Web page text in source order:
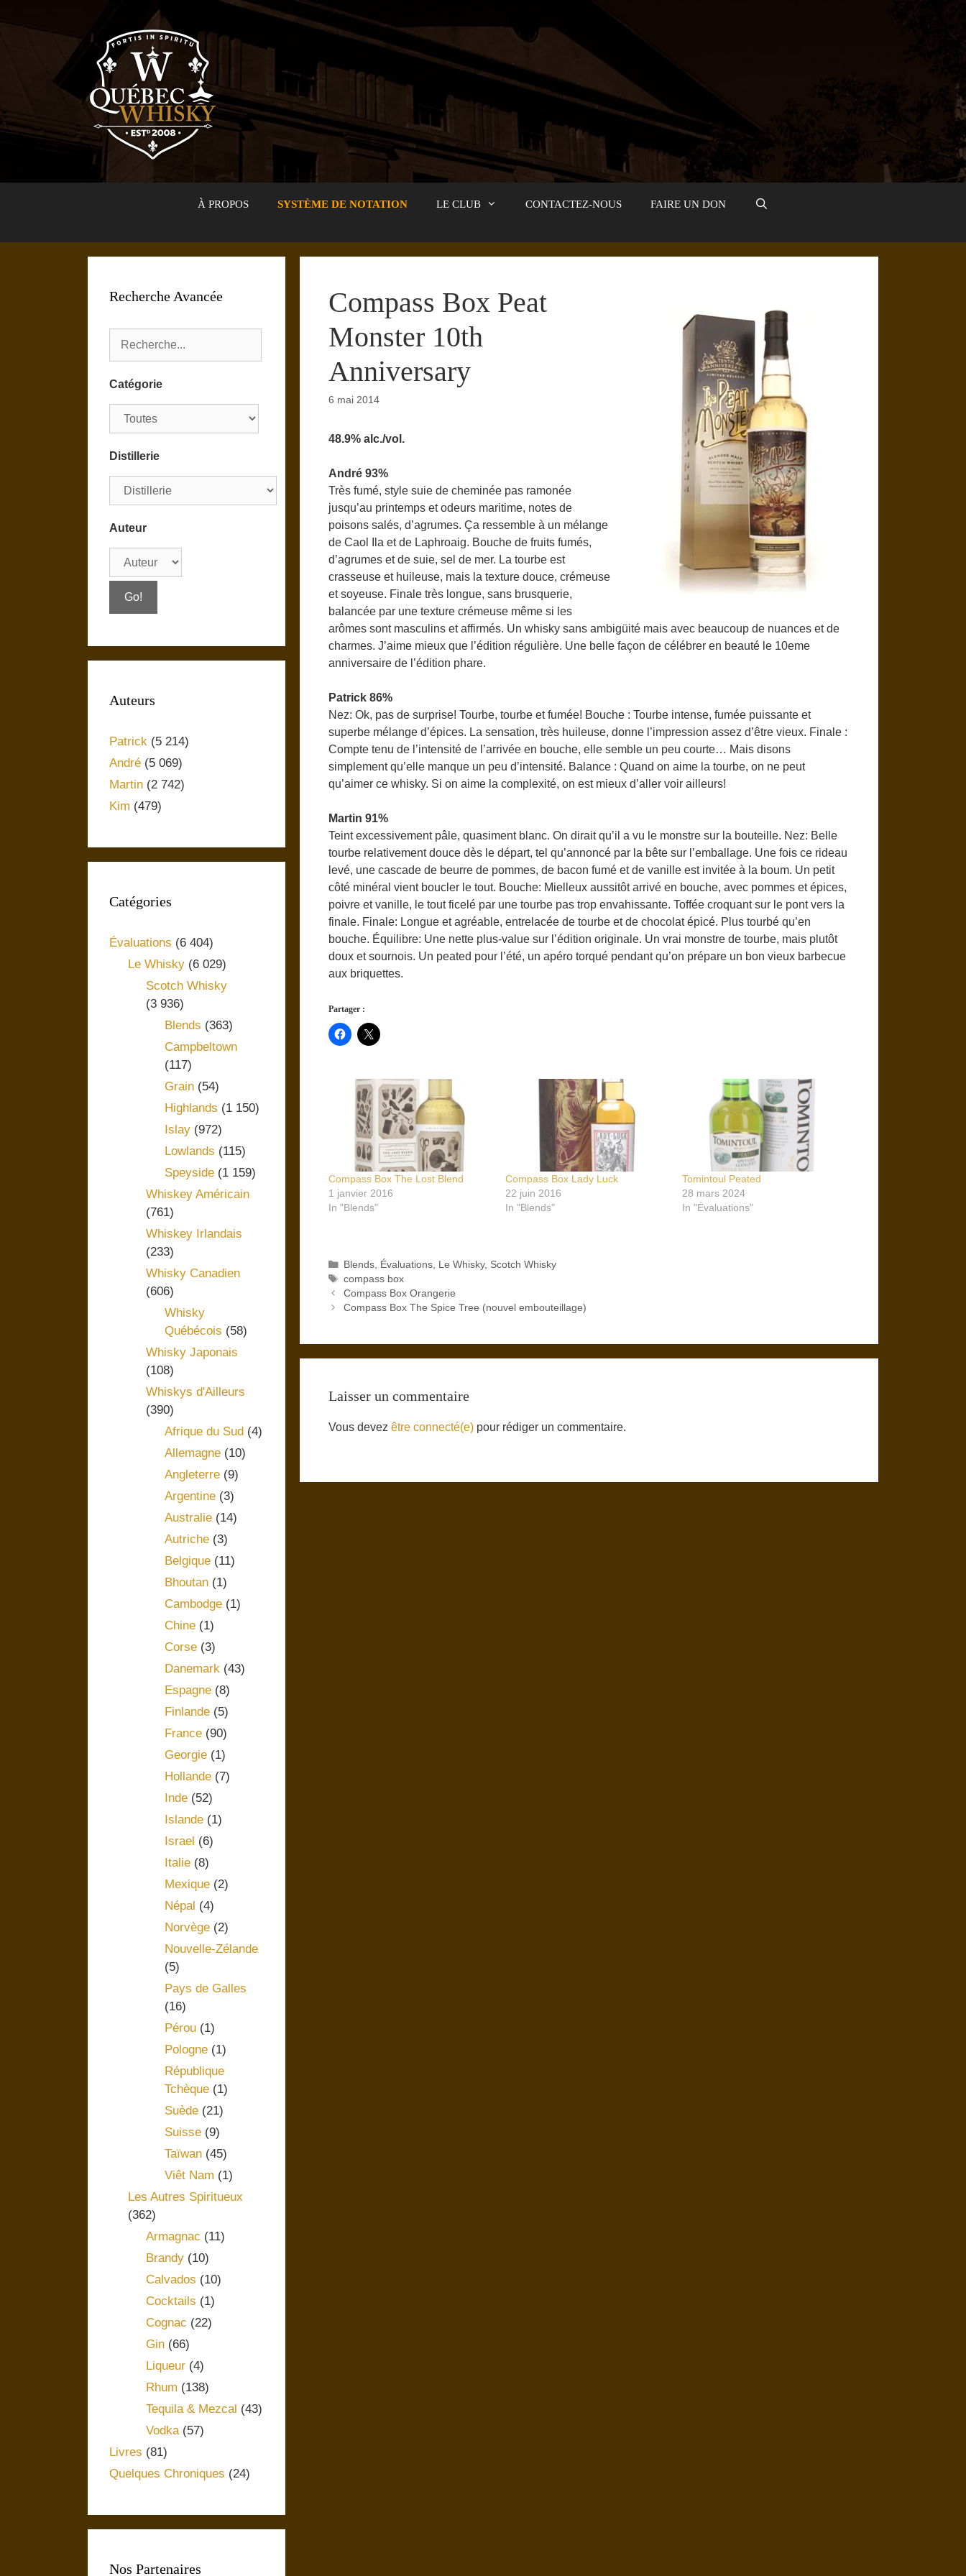
au
À PROPOS SYSTÈME DE NOTATION LE CLUB CONTACTEZ-NOUS FAIRE UN DON
Compass Box Peat
Monster 10th
Anniversary
6 mai 2014
48.9% alc./vol.
André 93%
Très fumé, style suie de cheminée pas ramonée
jusqu’au printemps et odeurs maritime, notes de
poisons salés, d’agrumes. Ça ressemble à un mélange
de Caol Ila et de Laphroaig. Bouche de fruits fumés,
d’agrumes et de suie, sel de mer. La tourbe est
crasseuse et huileuse, mais la texture douce, crémeuse
et soyeuse. Finale très longue, sans brusquerie,
balancée par une texture crémeuse même si les
arômes sont masculins et affirmés. Un whisky sans ambigüité mais avec beaucoup de nuances et de
charmes. J’aime mieux que l’édition régulière. Une belle façon de célébrer en beauté le 10eme
anniversaire de l’édition phare.
Patrick 86%
Nez: Ok, pas de surprise! Tourbe, tourbe et fumée! Bouche : Tourbe intense, fumée puissante et
superbe mélange d’épices. La sensation, très huileuse, donne l’impression assez d’être vieux. Finale :
Compte tenu de l’intensité de l’arrivée en bouche, elle semble un peu courte… Mais disons
simplement qu’elle manque un peu d’intensité. Balance : Quand on aime la tourbe, on ne peut
qu’aimer ce whisky. Si on aime la complexité, on est mieux d’aller voir ailleurs!
Martin 91%
Teint excessivement pâle, quasiment blanc. On dirait qu’il a vu le monstre sur la bouteille. Nez: Belle
tourbe relativement douce dès le départ, tel qu’annoncé par la bête sur l’emballage. Une fois ce rideau
levé, une cascade de beurre de pommes, de bacon fumé et de vanille est invitée à la boum. Un petit
côté minéral vient boucler le tout. Bouche: Mielleux aussitôt arrivé en bouche, avec pommes et épices,
poivre et vanille, le tout ficelé par une tourbe pas trop envahissante. Toffée croquant sur le pont vers la
finale. Finale: Longue et agréable, entrelacée de tourbe et de chocolat épicé. Plus tourbé qu’en
bouche. Équilibre: Une nette plus-value sur l’édition originale. Un vrai monstre de tourbe, mais plutôt
doux et sournois. Un peated pour l’été, un apéro torqué pendant qu’on prépare un bon vieux barbecue
aux briquettes.
Partager :
Compass Box The Lost Blend
1 janvier 2016
In "Blends"
Compass Box Lady Luck
22 juin 2016
In "Blends"
Tomintoul Peated
28 mars 2024
In "Évaluations"
Catégories
Blends Évaluations Le Whisky, Scotch Whisky
Étiquettes
compass box
Compass Box Orangerie
Compass Box The Spice Tree (nouvel embouteillage)
Laisser un commentaire
Vous devez être connecté(e) pour rédiger un commentaire.
Recherche Avancée
Catégorie
Distillerie
Auteur
Auteurs
Patrick (5 214)
André (5 069)
Martin (2 742)
Kim (479)
Catégories
Évaluations (6 404)
Le Whisky(6 029)
Scotch Whisky
(3 936)
Blends (363)
Campbeltown
(117)
Grain(54)
Highlands (1 150)
Islay(972)
Lowlands (115)
Speyside(1 159)
Whiskey Américain
(761)
Whiskey Irlandais
(233)
Whisky Canadien
(606)
Whisky
Québécois (58)
Whisky Japonais
(108)
Whiskys d'Ailleurs
(390)
Afrique du Sud(4)
Allemagne(10)
Angleterre(9)
Argentine(3)
Australie(14)
Autriche(3)
Belgique(11)
Bhoutan(1)
Cambodge(1)
Chine(1)
Corse(3)
Danemark (43)
Espagne(8)
Finlande(5)
France(90)
Georgie(1)
Hollande(7)
Inde(52)
Islande(1)
Israel (6)
Italie(8)
Mexique(2)
Népal (4)
Norvège(2)
Nouvelle-Zélande
(5)
Pays de Galles
(16)
Pérou(1)
Pologne(1)
République
Tchèque(1)
Suède(21)
Suisse(9)
Taïwan(45)
Viêt Nam (1)
Les Autres Spiritueux
(362)
Armagnac (11)
Brandy (10)
Calvados (10)
Cocktails (1)
Cognac (22)
Gin (66)
Liqueur (4)
Rhum (138)
Tequila & Mezcal (43)
Vodka (57)
Livres (81)
Quelques Chroniques (24)
Nos Partenaires